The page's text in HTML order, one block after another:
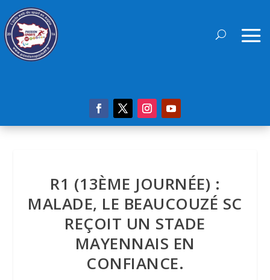
R1 (13ÈME JOURNÉE) :
MALADE, LE BEAUCOUZÉ SC
REÇOIT UN STADE
MAYENNAIS EN
CONFIANCE.